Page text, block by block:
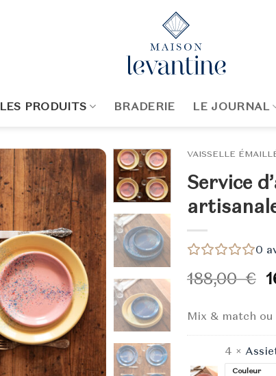
LES PRODUITS BRADERIE LE JOURNAL
VAISSELLE
Service
0
188,00€
Mix & match
4 ×
Couleur